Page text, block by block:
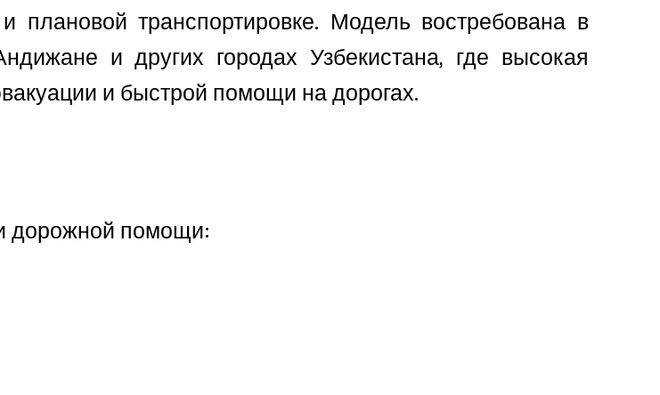
плановой транспортировке. Модель востребована в
и других городах Узбекистана, где высокая
и быстрой помощи на дорогах.
дорожной помощи: